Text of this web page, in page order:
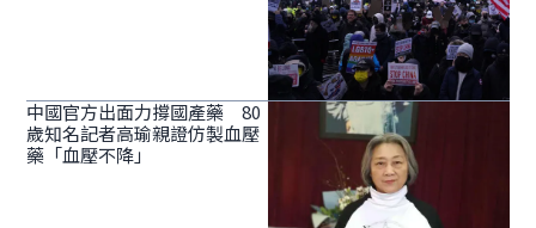
中國官方出面力撐國產藥 80
歲知名記者高瑜親證仿製血壓
藥「血壓不降」